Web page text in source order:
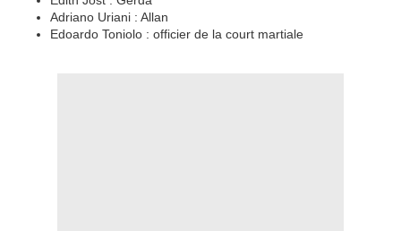
Adriano Uriani : Allan
Edoardo Toniolo : officier de la court martiale